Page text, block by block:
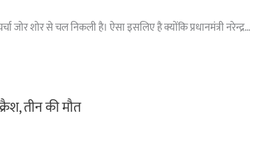
शोर से चल निकली है। ऐसा इसलिए है क्योंकि प्रधानमंत्री नरेन्द्र…
तीन की मौत